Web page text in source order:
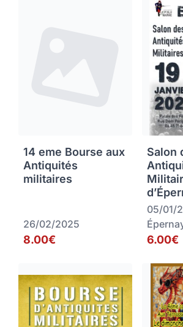
14 eme Bourse aux
Antiquités
militaires
26/02/2025
8.00€
Salon
05/01/
6.00€